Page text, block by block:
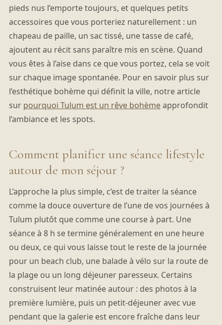
pieds nus l’emporte toujours, et quelques petits
accessoires que vous porteriez naturellement : un
chapeau de paille, un sac tissé, une tasse de café,
ajoutent au récit sans paraître mis en scène. Quand
vous êtes à l’aise dans ce que vous portez, cela se voit
sur chaque image spontanée. Pour en savoir plus sur
l’esthétique bohème qui définit la ville, notre article
sur pourquoi Tulum est un rêve bohèmeapprofondit
l’ambiance et les spots.
Comment planifier une séance lifestyle
autour de mon séjour ?
L’approche la plus simple, c’est de traiter la séance
comme la douce ouverture de l’une de vos journées à
Tulum plutôt que comme une course à part. Une
séance à 8 h se termine généralement en une heure
ou deux, ce qui vous laisse tout le reste de la journée
pour un beach club, une balade à vélo sur la route de
la plage ou un long déjeuner paresseux. Certains
construisent leur matinée autour : des photos à la
première lumière, puis un petit-déjeuner avec vue
pendant que la galerie est encore fraîche dans leur